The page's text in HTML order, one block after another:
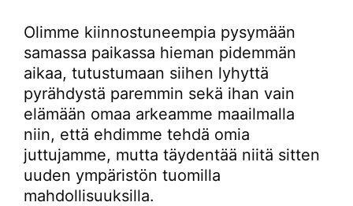
Olimme kiinnostuneempia pysymään
samassa paikassa hieman pidemmän
aikaa, tutustumaan siihen lyhyttä
pyrähdystä paremmin sekä ihan vain
elämään omaa arkeamme maailmalla
niin, että ehdimme tehdä omia
juttujamme, mutta täydentää niitä sitten
uuden ympäristön tuomilla
mahdollisuuksilla.